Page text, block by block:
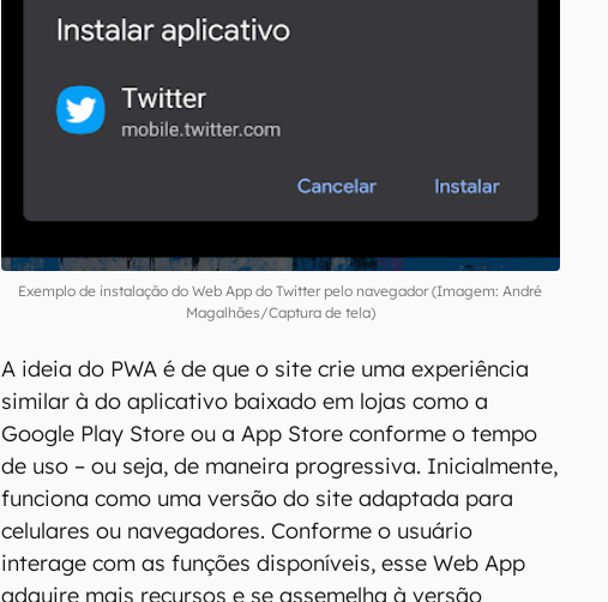
Exemplo de instalação do Web App do Twitter pelo navegador (Imagem: André
Magalhães/Captura de tela)
A ideia do PWA é de que o site crie uma experiência
similar à do aplicativo baixado em lojas como a
Google Play Store ou a App Store conforme o tempo
de uso – ou seja, de maneira progressiva. Inicialmente,
funciona como uma versão do site adaptada para
celulares ou navegadores. Conforme o usuário
interage com as funções disponíveis, esse Web App
adquire mais recursos e se assemelha à versão